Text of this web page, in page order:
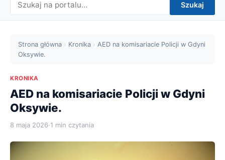
Szukaj
Strona główna › Kronika › AED na komisariacie Policji w Gdyni
Oksywie.
KRONIKA
AED na komisariacie Policji w Gdyni
Oksywie.
8 maja 2026·1 min czytania